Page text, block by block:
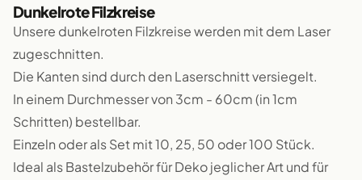
Dunkelrote Filzkreise
Unsere dunkelroten Filzkreise werden mit dem Laser
zugeschnitten.
Die Kanten sind durch den Laserschnitt versiegelt.
In einem Durchmesser von 3cm - 60cm (in 1cm
Schritten) bestellbar.
Einzeln oder als Set mit 10, 25, 50 oder 100 Stück.
Ideal als Bastelzubehör für Deko jeglicher Art und für